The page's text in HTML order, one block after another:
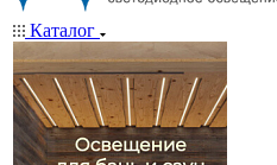
Каталог